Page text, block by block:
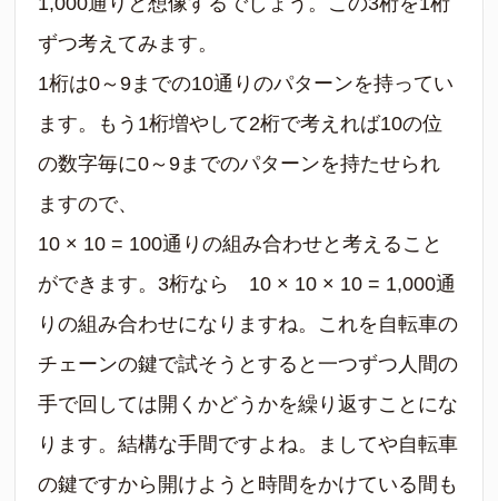
ずつ考えてみます。
1桁は0～9までの10通りのパターンを持ってい
ます。もう1桁増やして2桁で考えれば10の位
の数字毎に0～9までのパターンを持たせられ
ますので、
10 × 10 = 100通りの組み合わせと考えること
ができます。3桁なら 10 × 10 × 10 = 1,000通
りの組み合わせになりますね。これを自転車の
チェーンの鍵で試そうとすると一つずつ人間の
手で回しては開くかどうかを繰り返すことにな
ります。結構な手間ですよね。ましてや自転車
の鍵ですから開けようと時間をかけている間も